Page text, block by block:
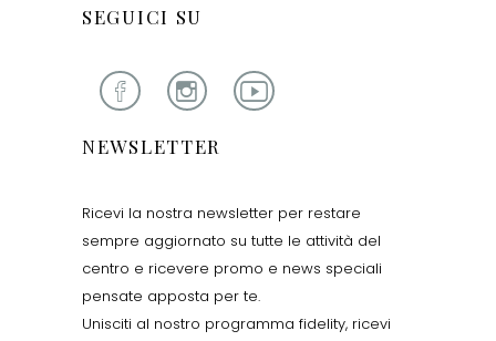
SEGUICI SU
NEWSLETTER
Ricevi la nostra newsletter per restare
sempre aggiornato su tutte le attività del
centro e ricevere promo e news speciali
pensate apposta per te.
Unisciti al nostro programma fidelity, ricevi